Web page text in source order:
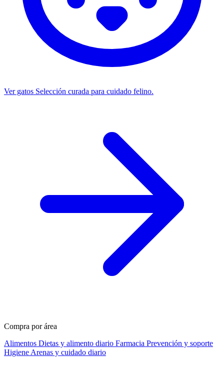
Ver gatos Selección curada para cuidado felino.
Compra por área
Alimentos Dietas y alimento diario Farmacia Prevención y soporte
Higiene Arenas y cuidado diario